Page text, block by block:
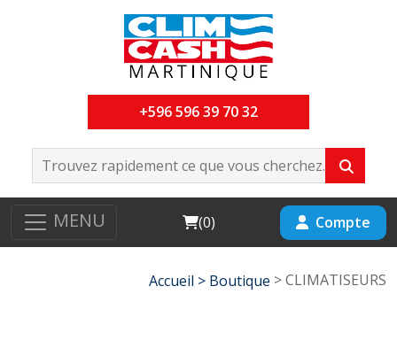
+596 596 39 70 32
MENU Cart
(0) Compte
Accueil > Boutique > CLIMATISEURS